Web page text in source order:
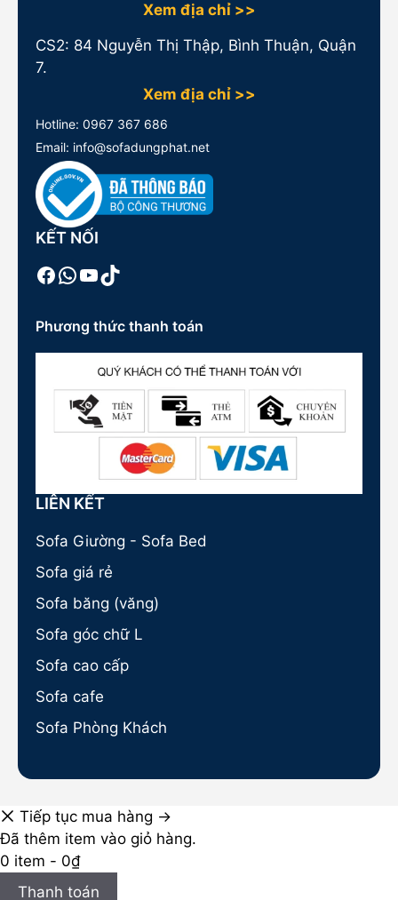
Xem địa chỉ >>
CS2: 84 Nguyễn Thị Thập, Bình Thuận, Quận
7.
Xem địa chỉ >>
Hotline: 0967 367 686
Email: info@sofadungphat.net
KẾT NỐI
Facebook
WhatsApp
Youtube
TikTok
Phương thức thanh toán
LIÊN KẾT
Sofa Giường - Sofa Bed
Sofa giá rẻ
Sofa băng (văng)
Sofa góc chữ L
Sofa cao cấp
Sofa cafe
Sofa Phòng Khách
Tiếp tục mua hàng →
Đã thêm item vào giỏ hàng.
0 item - 0₫
Thanh toán